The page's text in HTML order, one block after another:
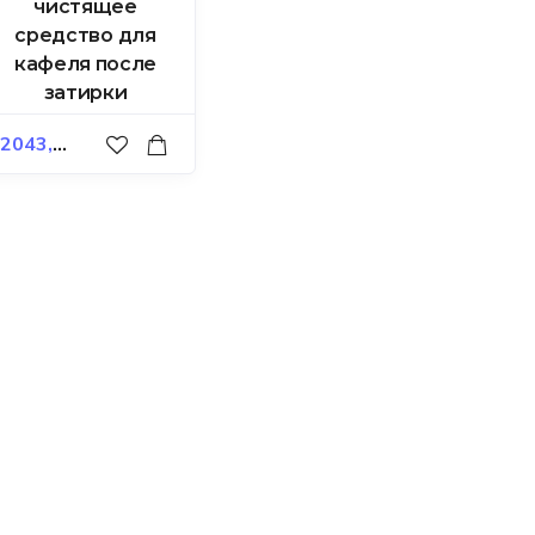
чистящее
средство для
кафеля после
затирки
2043,00